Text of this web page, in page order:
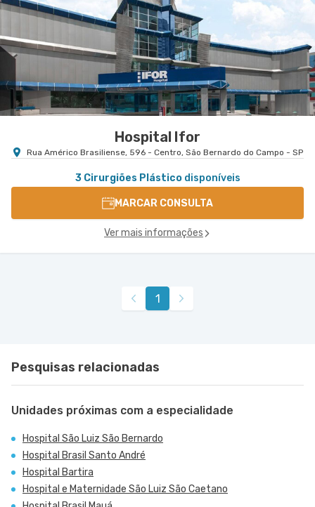
Americano
Hospital São Luiz Morumbi
Rua Engenheiro Oscar Americano nr. 1010 -
Morumbi, Sao Paulo - SP
VER MAPA
Hospital Ifor
Rua Américo Brasiliense, 596 - Centro, São Bernardo do Campo - SP
3 Cirurgiões Plásticodisponíveis
MARCAR CONSULTA
Ver mais informações
1
Pesquisas relacionadas
Unidades próximas com a especialidade
Hospital São Luiz São Bernardo
Hospital Brasil Santo André
Hospital Bartira
Hospital e Maternidade São Luiz São Caetano